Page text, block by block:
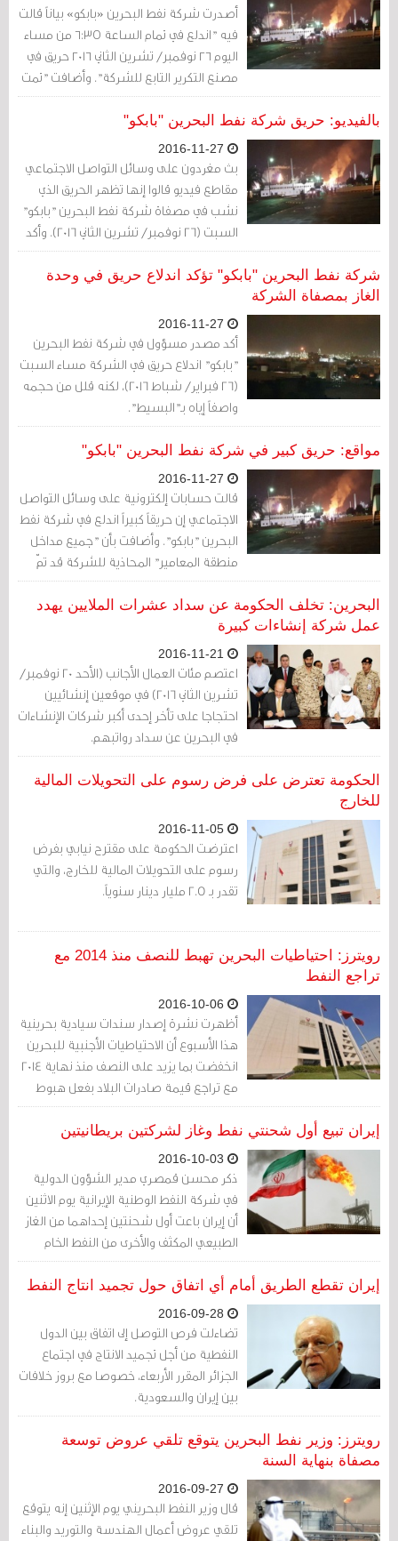
أصدرت شركة نفط البحرين «بابكو» بياناً قالت
فيه "اندلع في تمام الساعة ٦:٣٥ من مساء
اليوم ٢٦ نوفمبر/ تشرين الثاني ٢٠١٦ حريق في
مصنع التكرير التابع للشركة". وأضافت "تمت
السيطرة على الحريق في تمام الساعة ٧:١٥
مساء من قبل فريق الإطفاء بكل سرعة
وفعالية". وتابع الشركة في البيان الذي
نشرته على موقعها "لم يتم الإبلاغ عن وقوع
إصابات"، موضحة بأنه "تم البدء بعمليات
التحقيق في الحادثة".
بالفيديو: حريق شركة نفط البحرين "بابكو"
بث مغردون على وسائل التواصل الاجتماعي
مقاطع فيديو قالوا إنها تظهر الحريق الذي
نشب في مصفاة شركة نفط البحرين "بابكو"
السبت (26 نوفمبر/ تشرين الثاني 2016). وأكد
مصدر مسؤول في الشركة بأن "إحدى وحدات
الغاز في المصفاة تعرضت لحادث حريق"، لكنه
شركة نفط البحرين "بابكو" تؤكد اندلاع حريق في وحدة
الغاز بمصفاة الشركة
أكد مصدر مسؤول في شركة نفط البحرين
"بابكو" اندلاع حريق في الشركة مساء السبت
(26 فبراير/ شباط 2016)، لكنه قلل من حجمه
واصفاً إياه بـ"البسيط".
مواقع: حريق كبير في شركة نفط البحرين "بابكو"
قالت حسابات إلكترونية على وسائل التواصل
الاجتماعي إن حريقاً كبيراً اندلع في شركة نفط
البحرين "بابكو". وأضافت بأن "جميع مداخل
منطقة المعامير" المحاذية للشركة قد تمّ
إغلاقها. ونشر حساب "قرية المعامير" على
موقع "تويتر" صوراً تظهر الحريق الذي زعم أنه
في داخل الشركة. ولم يصدر تأكيد رسمي
بعد.
البحرين: تخلف الحكومة عن سداد عشرات الملايين يهدد
عمل شركة إنشاءات كبيرة
اعتصم مئات العمال الأجانب (الأحد 20 نوفمبر/
تشرين الثاني 2016) في موقعين إنشائيين
احتجاجا على تأخر إحدى أكبر شركات الإنشاءات
في البحرين عن سداد رواتبهم.
الحكومة تعترض على فرض رسوم على التحويلات المالية
للخارج
اعترضت الحكومة على مقترح نيابي بفرض
رسوم على التحويلات المالية للخارج، والتي
تقدر بـ 2.5 مليار دينار سنوياً.
رويترز: احتياطيات البحرين تهبط للنصف منذ 2014 مع
تراجع النفط
أظهرت نشرة إصدار سندات سيادية بحرينية
هذا الأسبوع أن الاحتياطيات الأجنبية للبحرين
انخفضت بما يزيد على النصف منذ نهاية 2014
مع تراجع قيمة صادرات البلاد بفعل هبوط
أسعار النفط.
إيران تبيع أول شحنتي نفط وغاز لشركتين بريطانيتين
ذكر محسن قمصري مدير الشؤون الدولية
في شركة النفط الوطنية الإيرانية يوم الاثنين
أن إيران باعت أول شحنتين إحداهما من الغاز
الطبيعي المكثف والأخرى من النفط الخام
لشركتين بريطانيتين.
إيران تقطع الطريق أمام أي اتفاق حول تجميد انتاج النفط
تضاءلت فرص التوصل إلى اتفاق بين الدول
النفطية من أجل تجميد الانتاج في اجتماع
الجزائر المقرر الأربعاء، خصوصا مع بروز خلافات
بين إيران والسعودية.
رويترز: وزير نفط البحرين يتوقع تلقي عروض توسعة
مصفاة بنهاية السنة
قال وزير النفط البحريني يوم الإثنين إنه يتوقع
تلقي عروض أعمال الهندسة والتوريد والبناء